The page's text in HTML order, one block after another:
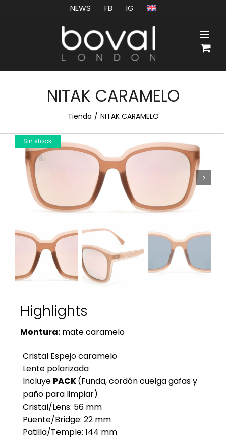
NEWS FB IG
NITAK CARAMELO
Tienda NITAK CARAMELO
Sin stock
Highlights
Montura:mate caramelo
Cristal Espejo caramelo
Lente polarizada
Incluye PACK(Funda, cordón cuelga gafas y
paño para limpiar)
Cristal/Lens: 56 mm
Puente/Bridge: 22 mm
Patilla/Temple: 144 mm